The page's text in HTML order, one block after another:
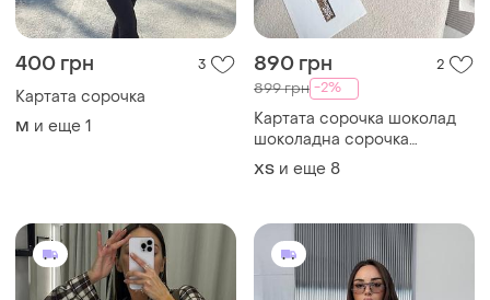
400 грн 3
Картата сорочка
M и еще 1
890 грн 2
899 грн -2%
Картата сорочка шоколад
шоколадна сорочка
шоколадного кольору
коричнева сорочка у
клетчатая рубашка шоколад
ХS и еще 8